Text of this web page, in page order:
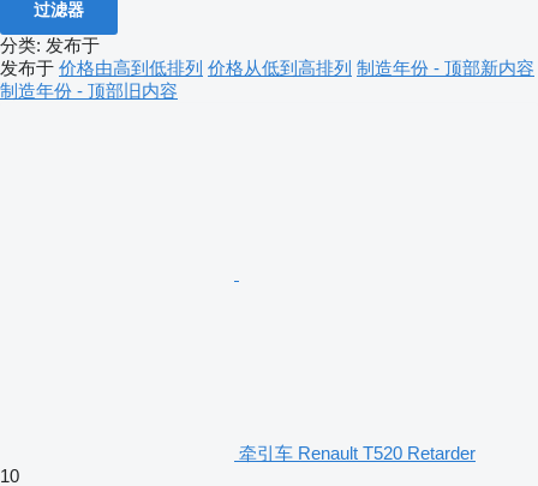
过滤器
分类: 发布于
发布于 价格由高到低排列 价格从低到高排列 制造年份 - 顶部新内容
制造年份 - 顶部旧内容
牵引车 Renault T520 Retarder
10